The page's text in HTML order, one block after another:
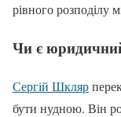
рівного розподілу
Чи є
Сергій Шкляр
бути нудною. Він